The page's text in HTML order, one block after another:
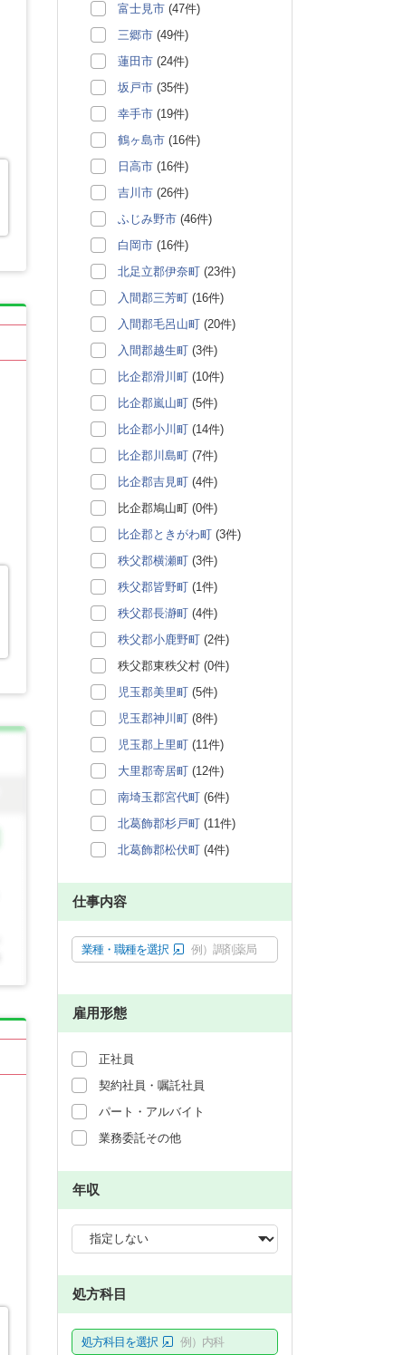
富士見市 (47件)
三郷市 (49件)
蓮田市 (24件)
坂戸市 (35件)
幸手市 (19件)
鶴ヶ島市 (16件)
日高市 (16件)
吉川市 (26件)
ふじみ野市 (46件)
白岡市 (16件)
北足立郡伊奈町 (23件)
入間郡三芳町 (16件)
入間郡毛呂山町 (20件)
入間郡越生町 (3件)
比企郡滑川町 (10件)
比企郡嵐山町 (5件)
比企郡小川町 (14件)
比企郡川島町 (7件)
比企郡吉見町 (4件)
比企郡鳩山町 (0件)
比企郡ときがわ町 (3件)
秩父郡横瀬町 (3件)
秩父郡皆野町 (1件)
秩父郡長瀞町 (4件)
秩父郡小鹿野町 (2件)
秩父郡東秩父村 (0件)
児玉郡美里町 (5件)
児玉郡神川町 (8件)
児玉郡上里町 (11件)
大里郡寄居町 (12件)
南埼玉郡宮代町 (6件)
北葛飾郡杉戸町 (11件)
北葛飾郡松伏町 (4件)
仕事内容
業種・職種を選択 例）調剤薬局
雇用形態
正社員
契約社員・嘱託社員
パート・アルバイト
業務委託その他
年収
処方科目
処方科目を選択 例）内科